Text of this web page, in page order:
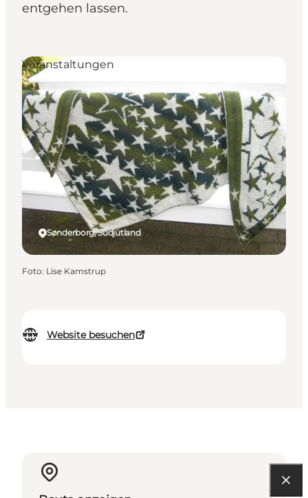
entgehen lassen.
Website besuchen
Sønderborg, Südjütland
Veranstaltungen
Foto: Lise Kamstrup